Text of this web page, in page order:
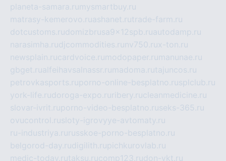
planeta-samara.ru mysmartbuy.ru
matrasy-kemerovo.ruashanet.rutrade-farm.ru
dotcustoms.rudomizbrusa9x12spb.ruautodamp.ru
narasimha.rudjcommodities.ru nv750.rux-ton.ru
newsplain.rucardvoice.ru modopaper.ru manunae.ru
gbget.rualfeihavsalnassr.ru madoma.rutajuncos.ru
petrovkasports.ruporno-online-besplatno.rusplclub.ru
york-life.rudoroga-expo.ru ribery.rucleanmedicine.ru
slovar-ivrit.ruporno-video-besplatno.ruseks-365.ru
ovucontrol.rusloty-igrovyye-avtomaty.ru
ru-industriya.ru russkoe-porno-besplatno.ru
belgorod-day.rudigilith.rupichkurovlab.ru
medic-today.rutaksu.rucomp123.rudon-ykt.ru